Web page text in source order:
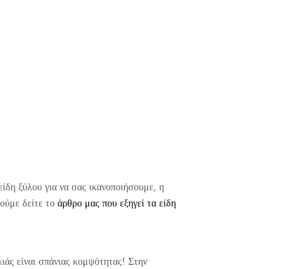
ξύλου για να σας ικανοποιήσουμε, η
δείτε τοάρθρο μας που εξηγεί τα είδη
είναι σπάνιας κομψότητας! Στην